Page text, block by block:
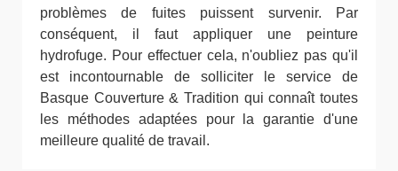
problèmes de fuites puissent survenir. Par
conséquent, il faut appliquer une peinture
hydrofuge. Pour effectuer cela, n'oubliez pas qu'il
est incontournable de solliciter le service de
Basque Couverture & Tradition qui connaît toutes
les méthodes adaptées pour la garantie d'une
meilleure qualité de travail.